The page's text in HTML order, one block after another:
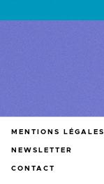
MENTIONS LÉGALES
NEWSLETTER
CONTACT